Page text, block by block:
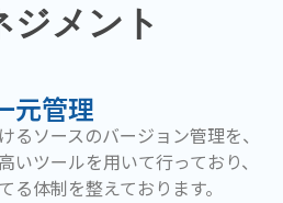
ジメント
元管理
るソースのバージョン管理を、
いツールを⽤いて⾏っており、
る体制を整えております。